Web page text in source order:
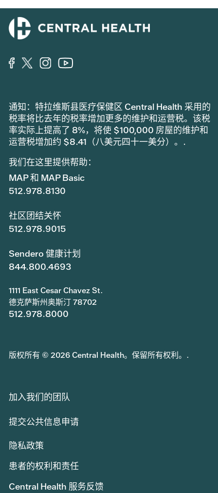
通知：特拉维斯县医疗保健区 Central Health 采用的
税率将比去年的税率增加更多的维护和运营税。该税
率实际上提高了 8%，将使 $100,000 房屋的维护和
运营税增加约 $8.41（八美元四十一美分）。.
我们在这里提供帮助：
MAP 和 MAP Basic
512.978.8130
社区团结关怀
512.978.9015
Sendero 健康计划
844.800.4693
1111 East Cesar Chavez St.
德克萨斯州奥斯汀 78702
512.978.8000
版权所有 © 2026 Central Health。保留所有权利。.
加入我们的团队
提交公共信息申请
隐私政策
患者的权利和责任
Central Health 服务反馈